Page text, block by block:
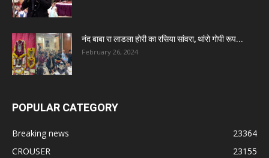
नंद बाबा रा लाडला होरी का रसिया सांवरा, थांरो गोपी रूप...
February 26, 2024
POPULAR CATEGORY
Breaking news
23364
CROUSER
23155